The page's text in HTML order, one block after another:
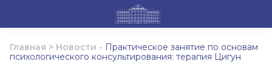
Главная > Новости - Практическое занятие по основам
психологического консультирования: терапия Цигун